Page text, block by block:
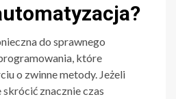
do sprawnego
które
o zwinne metody. Jeżeli
znacznie czas